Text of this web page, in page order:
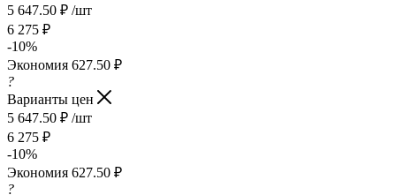
5 647.50 ₽ /шт
6 275 ₽
-10%
Экономия 627.50 ₽
?
Варианты цен
5 647.50 ₽ /шт
6 275 ₽
-10%
Экономия 627.50 ₽
?